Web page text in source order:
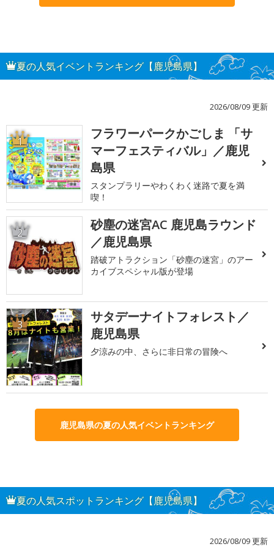
夏の人気イベントランキング【鹿児島県】
2026/08/09 更新
1
フラワーパークかごしま 「サ
マーフェスティバル」／鹿児
島県
スタンプラリーやわくわく迷路で夏を満
喫！
2
砂塵の迷宮AC 鹿児島ラウンド
／鹿児島県
踏破アトラクション「砂塵の迷宮」のアー
カイブスペシャル版が登場
3
サタデーナイトフォレスト／
鹿児島県
夕涼みの中、さらに非日常の冒険へ
鹿児島県の夏の人気イベントランキング
夏の人気スポットランキング【鹿児島県】
2026/08/09 更新